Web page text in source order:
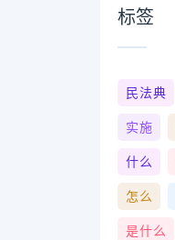
标签
民法典
实施
什么
怎么
是什么